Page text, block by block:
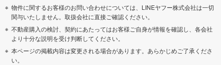
物件に関するお客様のお問い合わせについては、LINEヤフー株式会社は一切
関与いたしません。取扱会社に直接ご確認ください。
不動産購入の検討、契約にあたってはお客様ご自身が情報を確認し、各会社
より十分な説明を受け判断してください。
本ページの掲載内容は変更される場合があります。あらかじめご了承くださ
い。